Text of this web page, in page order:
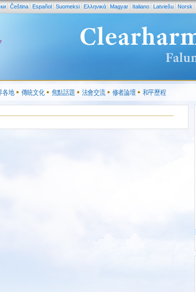
Čeština Español Suomeksi Ελληνικά Magyar Italiano Latviešu Norsk
各地 傳統文化 焦點話題 法會交流 修者論壇 和平歷程